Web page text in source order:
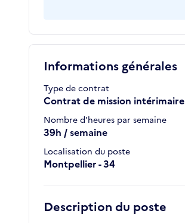
Informations générales
Type de contrat
Contrat de mission intérimaire
Nombre d'heures par semaine
39h / semaine
Localisation du poste
Montpellier - 34
Description du poste